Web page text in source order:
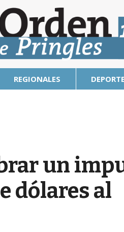
REGIONALES
un
dólares al